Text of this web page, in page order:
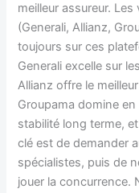
meilleur assureur.
(Generali, Allianz,
toujours sur ces
Generali excelle sur
Allianz offre le
Groupama domine
stabilité long terme,
clé est de demander
spécialistes, puis de
jouer la concurrence.